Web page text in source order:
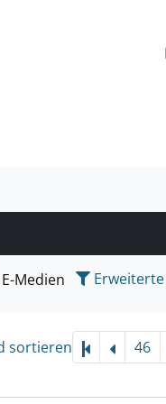
suchen wollen.
E-Medien
sortieren 46